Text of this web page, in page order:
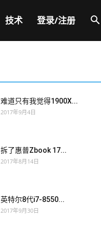
技术 登录/注册
难道只有我觉得1900X...
2017年9月4日
拆了惠普Zbook 17...
2017年8月14日
英特尔8代i7-8550...
2017年9月30日